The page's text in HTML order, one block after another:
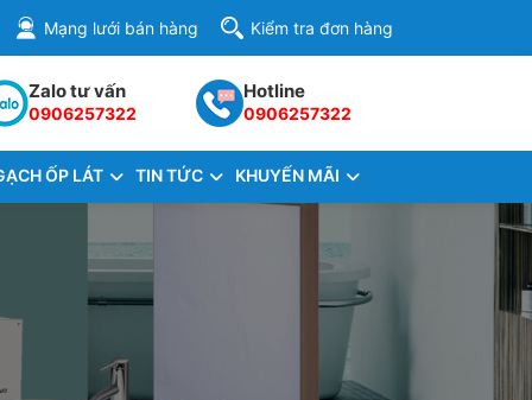
Mạng lưới bán hàng Kiểm tra đơn hàng
Hotline
0906257322
Zalo tư vấn
0906257322
ỐP LÁT TIN TỨC KHUYẾN MÃI